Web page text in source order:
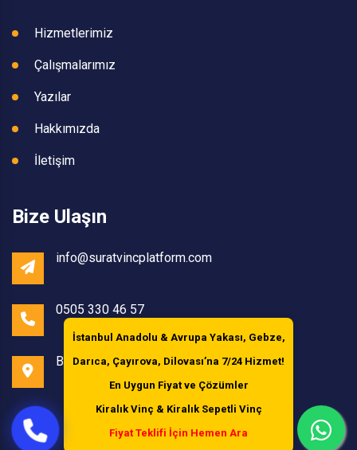
İstanbul Anadolu & Avrupa Yakası, Gebze,
Darıca, Çayırova, Dilovası’na 7/24 Hizmet!
En Uygun Fiyat ve Çözümler
Kiralık Vinç & Kiralık Sepetli Vinç
Fiyat Teklifi İçin Hemen Ara
Hizmetlerimiz
Çalışmalarımız
Yazılar
Hakkımızda
İletişim
Bize Ulaşın
info@suratvincplatform.com
0505 330 46 57
Başakşehir /İstanbul